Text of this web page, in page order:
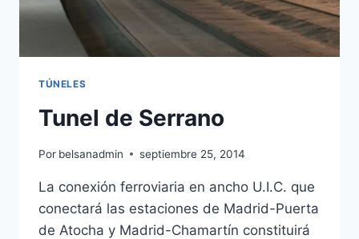
TÚNELES
Tunel de Serrano
Por belsanadmin septiembre 25, 2014
La conexión ferroviaria en ancho U.I.C. que
conectará las estaciones de Madrid-Puerta
de Atocha y Madrid-Chamartín constituirá